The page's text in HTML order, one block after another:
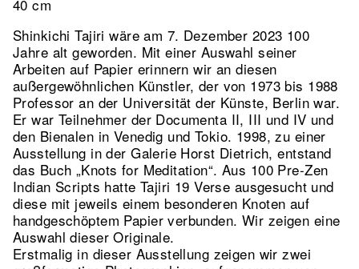
40 cm
Shinkichi Tajiri wäre am 7. Dezember 2023 100
Jahre alt geworden. Mit einer Auswahl seiner
Arbeiten auf Papier erinnern wir an diesen
außergewöhnlichen Künstler, der von 1973 bis 1988
Professor an der Universität der Künste, Berlin war.
Er war Teilnehmer der Documenta II, III und IV und
den Bienalen in Venedig und Tokio. 1998, zu einer
Ausstellung in der Galerie Horst Dietrich, entstand
das Buch „Knots for Meditation“. Aus 100 Pre-Zen
Indian Scripts hatte Tajiri 19 Verse ausgesucht und
diese mit jeweils einem besonderen Knoten auf
handgeschöptem Papier verbunden. Wir zeigen eine
Auswahl dieser Originale.
Erstmalig in dieser Ausstellung zeigen wir zwei